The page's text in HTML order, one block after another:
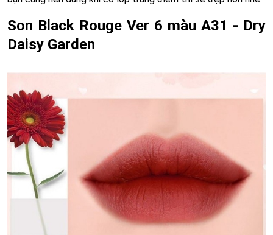
Son Black Rouge Ver 6 màu A31 - Dry
Daisy Garden